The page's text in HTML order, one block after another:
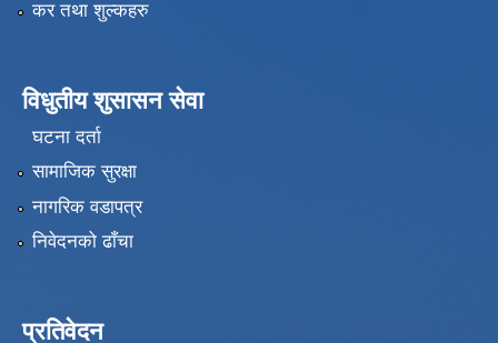
कर तथा शुल्कहरु
विधुतीय शुसासन सेवा
घटना दर्ता
सामाजिक सुरक्षा
नागरिक वडापत्र
निवेदनको ढाँचा
प्रतिवेदन